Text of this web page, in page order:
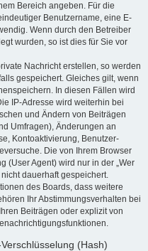
Bereich angeben. Für die
Benutzername, eine E-
Wenn durch den Betreiber
wurden, so ist dies für Sie vor
Nachricht erstellen, so werden
gespeichert. Gleiches gilt, wenn
In diesen Fällen wird
IP-Adresse wird weiterhin bei
und Ändern von Beiträgen
Umfragen), Änderungen an
Kontoaktivierung, Benutzer-
Die von Ihrem Browser
(User Agent) wird nur in der „Wer
dauerhaft gespeichert.
des Boards, dass weitere
Ihr Abstimmungsverhalten bei
Beiträgen oder explizit von
(Hash)